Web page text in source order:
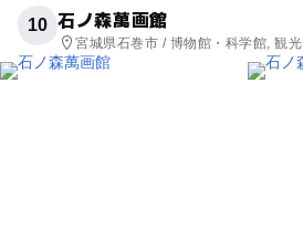
10 石ノ森萬画館
宮城県石巻市 / 博物館・科学館, 観光